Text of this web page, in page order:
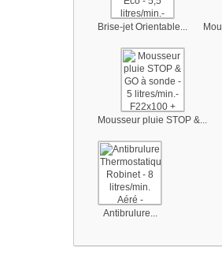
Brise-jet Orientable...
Mousseur pluie STOP &...
Antibrulure...